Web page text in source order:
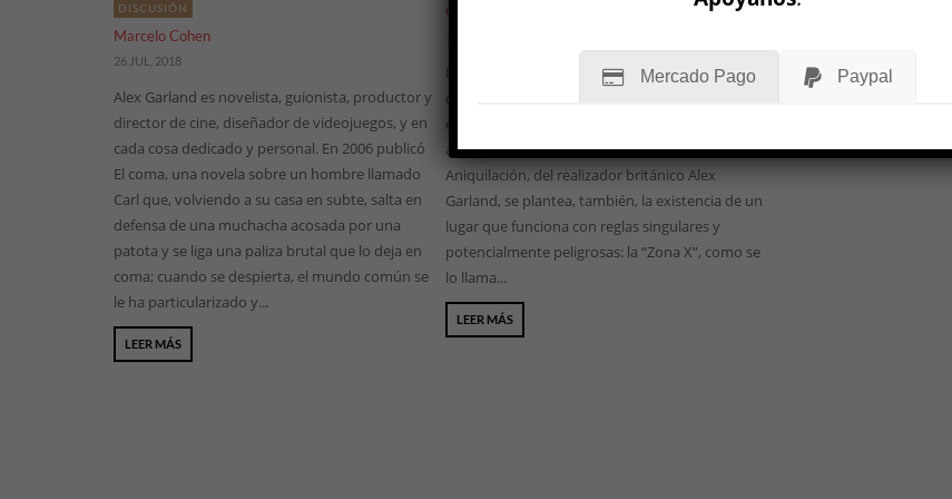
DISCUSIÓN
Marcelo Cohen
26 JUL, 2018
Alex Garland es novelista, guionista, productor y
director de cine, diseñador de videojuegos, y en
cada cosa dedicado y personal. En 2006 publicó
El coma, una novela sobre un hombre llamado
Carl que, volviendo a su casa en subte, salta en
defensa de una muchacha acosada por una
patota y se liga una paliza brutal que lo deja en
coma; cuando se despierta, el mundo común se
le ha particularizado y...
LEER MÁS
Guillermo Núñez Jáuregui
La influencia de Stalker. La zona (1979), el clásico
de Andréi Tarkovski que adaptó Picnic
extraterrestre (1972) de los hermanos Strugatski,
aún es palpable en el cine de ciencia ficción. En
Aniquilación, del realizador británico Alex
Garland, se plantea, también, la existencia de un
lugar que funciona con reglas singulares y
potencialmente peligrosas: la “Zona X”, como se
lo llama...
LEER MÁS
Mercado Pago Paypal